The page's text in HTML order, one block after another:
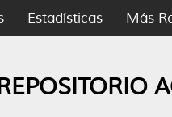
Estadísticas Más